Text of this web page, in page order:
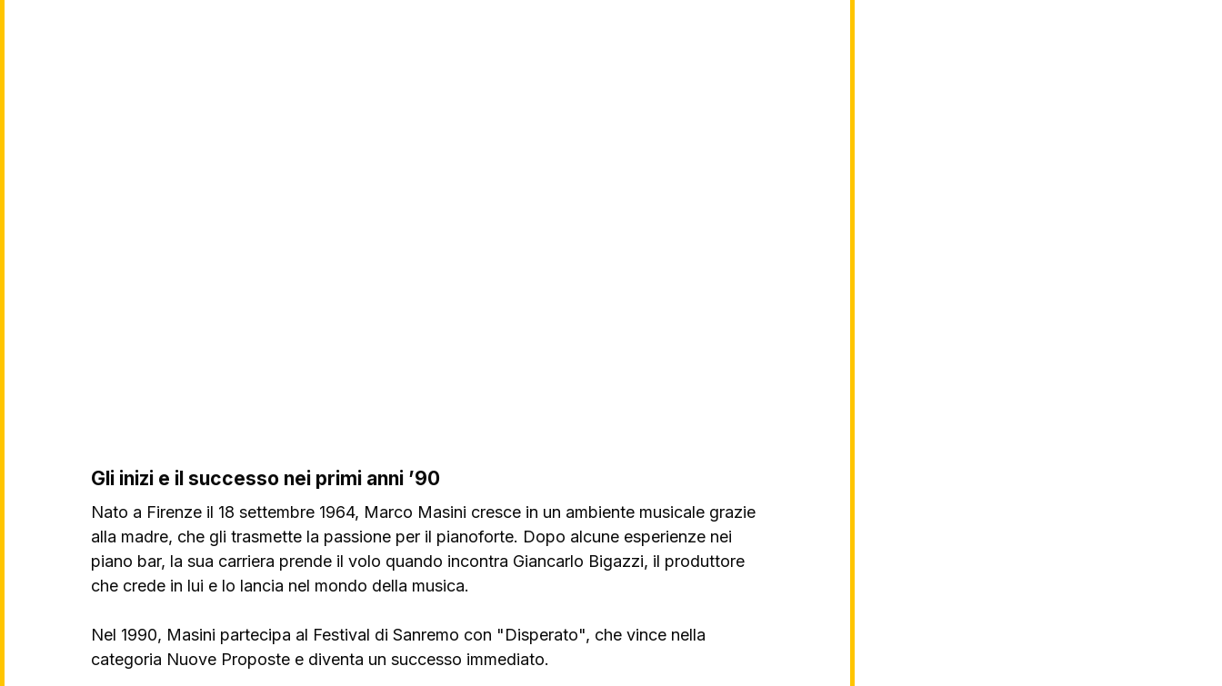
Gli inizi e il successo nei primi anni ’90
Nato a Firenze il 18 settembre 1964, Marco Masini cresce in un ambiente musicale grazie
alla madre, che gli trasmette la passione per il pianoforte. Dopo alcune esperienze nei
piano bar, la sua carriera prende il volo quando incontra Giancarlo Bigazzi, il produttore
che crede in lui e lo lancia nel mondo della musica.
Nel 1990, Masini partecipa al Festival di Sanremo con "Disperato", che vince nella
categoria Nuove Proposte e diventa un successo immediato.